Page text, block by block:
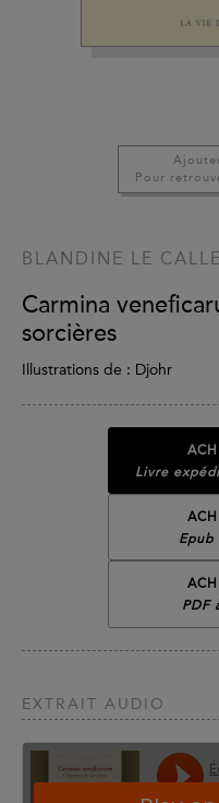
Pour
BLANDINE LE
Carmina
sorcières
Illustrations de : Djohr
Livre
Epub
PDF
EXTRAIT AUDIO